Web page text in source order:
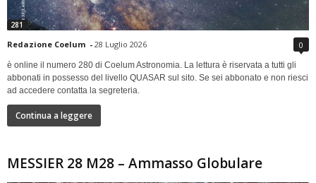
281
Redazione Coelum - 28 Luglio 2026 0
è online il numero 280 di Coelum Astronomia. La lettura è riservata a tutti gli
abbonati in possesso del livello QUASAR sul sito. Se sei abbonato e non riesci
ad accedere contatta la segreteria.
Continua a leggere
MESSIER 28 M28 – Ammasso Globulare